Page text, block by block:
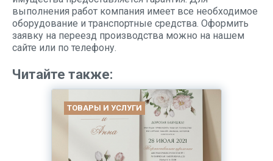
выполнения работ компания имеет все необходимое
оборудование и транспортные средства. Оформить
заявку на переезд производства можно на нашем
сайте или по телефону.
Читайте также:
ТОВАРЫ И УСЛУГИ